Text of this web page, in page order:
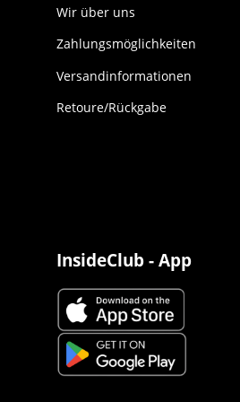
Wir über uns
Zahlungsmöglichkeiten
Versandinformationen
Retoure/Rückgabe
InsideClub - App